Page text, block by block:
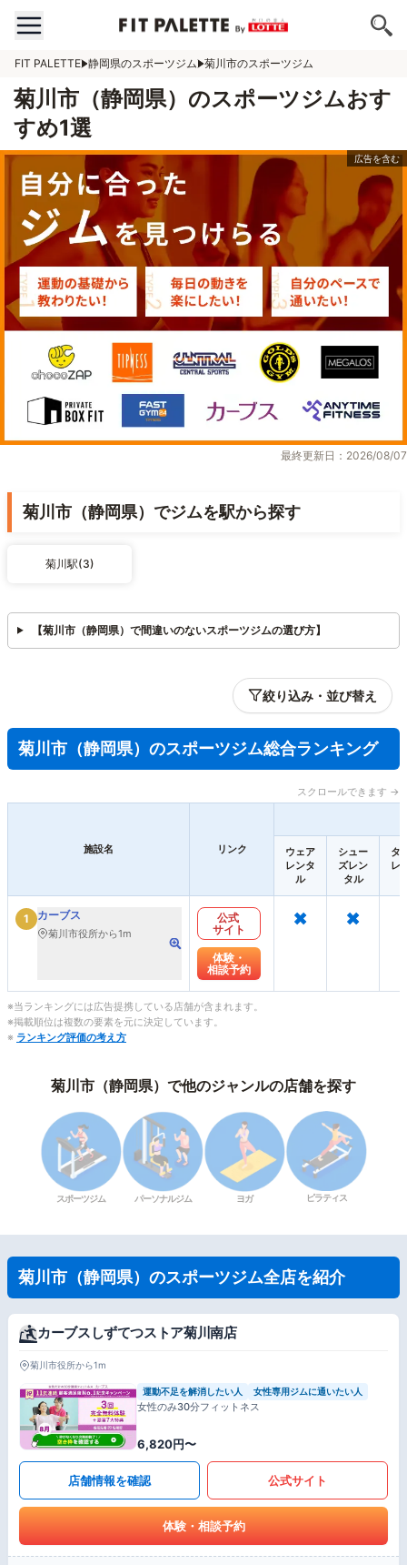
FIT PALETTE 静岡県のスポーツジム 菊川市のスポーツジム
菊川市（静岡県）のスポーツジムおす
すめ1選
最終更新日：2026/08/07
菊川市（静岡県）でジムを駅から探す
菊川駅(3)
【菊川市（静岡県）で間違いのないスポーツジムの選び方】
絞り込み・並び替え
菊川市（静岡県）のスポーツジム総合ランキング
スクロールできます →
施設名 リンク
ウェア
レンタ
ル
シュー
ズレン
タル
タ
レ
1 カーブス
菊川市役所から1m
公式
サイト
体験・
相談予約
× ×
※当ランキングには広告提携している店舗が含まれます。
※掲載順位は複数の要素を元に決定しています。
※ ランキング評価の考え方
菊川市（静岡県）で他のジャンルの店舗を探す
スポーツジム パーソナルジム ヨガ ピラティス
菊川市（静岡県）のスポーツジム全店を紹介
カーブスしずてつストア菊川南店
菊川市役所から1m
運動不足を解消したい人 女性専用ジムに通いたい人
女性のみ30分フィットネス
6,820円〜
店舗情報を確認 公式サイト
体験・相談予約